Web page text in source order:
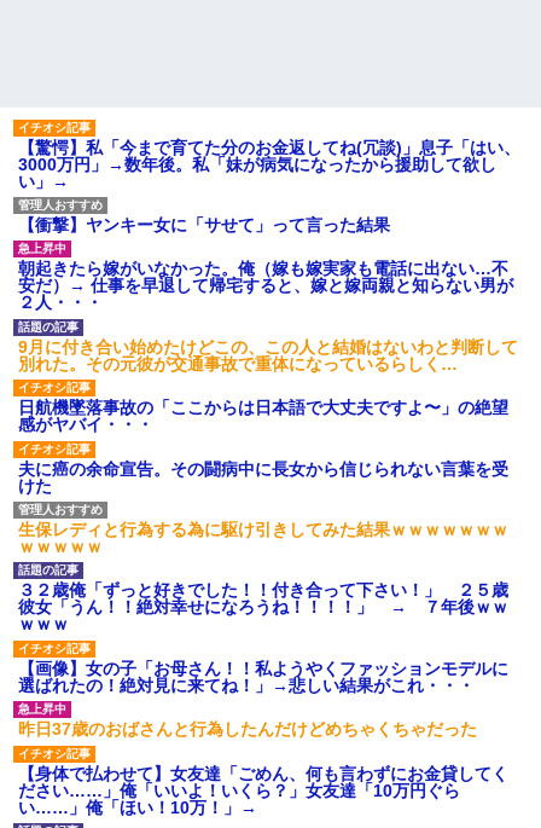
私「初めて飲む味だけどなん
のお茶？」彼「ちっ！」私「」
【GIF】JSのカンチョーワロ
タ
後続車にクラクションを鳴ら
され彼氏が逆切れ。「何クラク
ション鳴らしてんだ！降りてこ
いよ！」と怒鳴りだし...
【衝撃】報酬100万円超の治験
募集がこちらｗｗｗｗｗ(※画像
あり)
【ネット騒然】惨殺されたタ
ワマン頂き女子のこの動画、す
げえええええｗｗｗｗｗｗｗｗ
ｗｗｗ
【愕然】白のクラウン俺氏、
高速道路左車線を制限速度で走
った結果wwwwwwwwwwww
百年の恋12-899 食べた量を
張り合ってくる
【悲報】佐藤輝明・・・２軍
でも盛大にやらかす←あまり悲
しませないでくれ
先生から電話があったんだけ
ど、「～とか～」「～とか考え
主な税金の成り立ちを調べて
【驚愕】私「今まで育てた分のお金返してね(冗談)」息子「はい、
3000万円」→数年後。私「妹が病気になったから援助して欲し
い」→
【衝撃】ヤンキー女に「サせて」って言った結果
朝起きたら嫁がいなかった。俺（嫁も嫁実家も電話に出ない…不
安だ）→ 仕事を早退して帰宅すると、嫁と嫁両親と知らない男が
２人・・・
9月に付き合い始めたけどこの、この人と結婚はないわと判断して
別れた。その元彼が交通事故で重体になっているらしく…
日航機墜落事故の「ここからは日本語で大丈夫ですよ〜」の絶望
感がヤバイ・・・
夫に癌の余命宣告。その闘病中に長女から信じられない言葉を受
けた
生保レディと行為する為に駆け引きしてみた結果ｗｗｗｗｗｗｗ
ｗｗｗｗｗ
３２歳俺「ずっと好きでした！！付き合って下さい！」 ２５歳
彼女「うん！！絶対幸せになろうね！！！！」 → ７年後ｗｗ
ｗｗｗ
【画像】女の子「お母さん！！私ようやくファッションモデルに
選ばれたの！絶対見に来てね！」→悲しい結果がこれ・・・
昨日37歳のおばさんと行為したんだけどめちゃくちゃだった
【身体で払わせて】女友達「ごめん、何も言わずにお金貸してく
ださい……」俺「いいよ！いくら？」女友達「10万円ぐら
い……」俺「ほい！10万！」→